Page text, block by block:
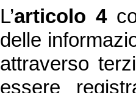
L’articolo 4
delle
attraverso
essere